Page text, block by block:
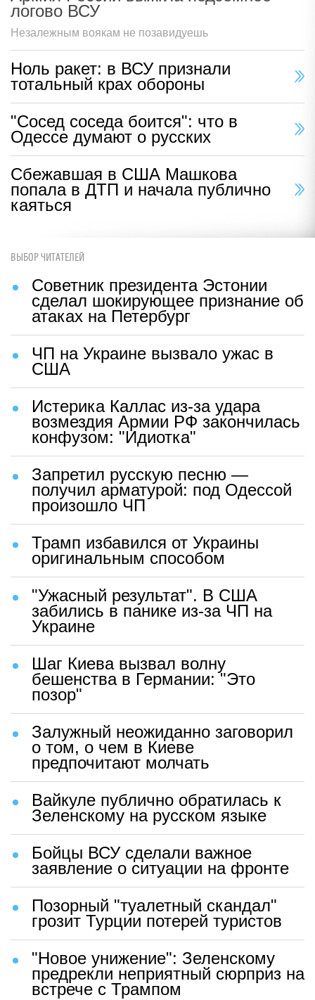
логово ВСУ
Незалежным воякам не позавидуешь
Ноль ракет: в ВСУ признали
тотальный крах обороны
"Сосед соседа боится": что в
Одессе думают о русских
Сбежавшая в США Машкова
попала в ДТП и начала публично
каяться
ВЫБОР ЧИТАТЕЛЕЙ
Советник президента Эстонии
сделал шокирующее признание об
атаках на Петербург
ЧП на Украине вызвало ужас в
США
Истерика Каллас из-за удара
возмездия Армии РФ закончилась
конфузом: "Идиотка"
Запретил русскую песню —
получил арматурой: под Одессой
произошло ЧП
Трамп избавился от Украины
оригинальным способом
"Ужасный результат". В США
забились в панике из-за ЧП на
Украине
Шаг Киева вызвал волну
бешенства в Германии: "Это
позор"
Залужный неожиданно заговорил
о том, о чем в Киеве
предпочитают молчать
Вайкуле публично обратилась к
Зеленскому на русском языке
Бойцы ВСУ сделали важное
заявление о ситуации на фронте
Позорный "туалетный скандал"
грозит Турции потерей туристов
"Новое унижение": Зеленскому
предрекли неприятный сюрприз на
встрече с Трампом